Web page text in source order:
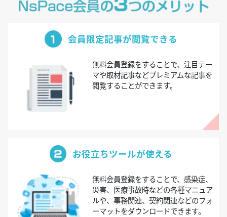
会員限定記事が閲覧できる
無料会員登録をすることで、注目テー
マや取材記事などプレミアムな記事を
閲覧することができます。
お役立ちツールが使える
無料会員登録をすることで、感染症、
災害、医療事故時などの各種マニュア
ルや、事務関連、契約関連などのフォ
ーマットをダウンロードできます。